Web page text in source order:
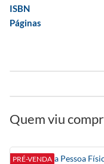
ISBN
Páginas
Quem viu
PRÉ-VENDA
Sonhos Da Pessoa